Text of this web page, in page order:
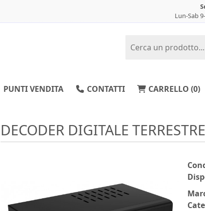
Lun-Sab
PUNTI VENDITA CONTATTI CARRELLO (0)
DECODER DIGITALE